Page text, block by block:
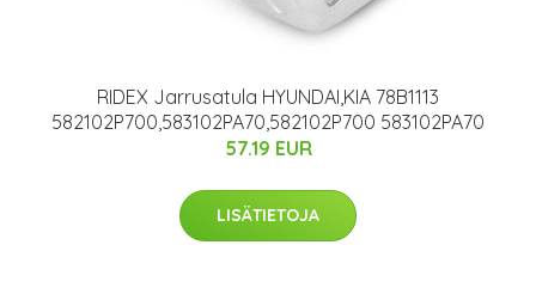
RIDEX Jarrusatula HYUNDAI,KIA 78B1113
582102P700,583102PA70,582102P700 583102PA70
57.19 EUR
LISÄTIETOJA